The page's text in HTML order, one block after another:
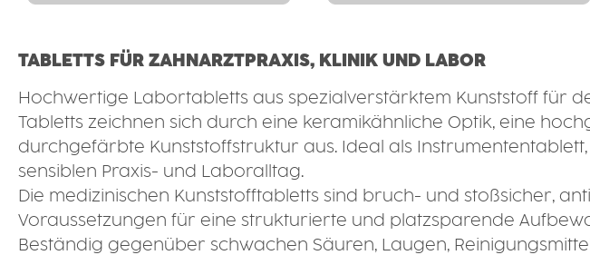
TABLETTS FÜR ZAHNARZTPRAXIS, KLINIK UND LABOR
Hochwertige Labortabletts aus spezialverstärktem Kunststoff für
Tabletts zeichnen sich durch eine keramikähnliche Optik, eine
durchgefärbte Kunststoffstruktur aus. Ideal als
sensiblen Praxis- und Laboralltag.
Die medizinischen Kunststofftabletts sind bruch- und stoßsicher,
Voraussetzungen für eine strukturierte und platzsparende
Beständig gegenüber schwachen Säuren, Laugen,